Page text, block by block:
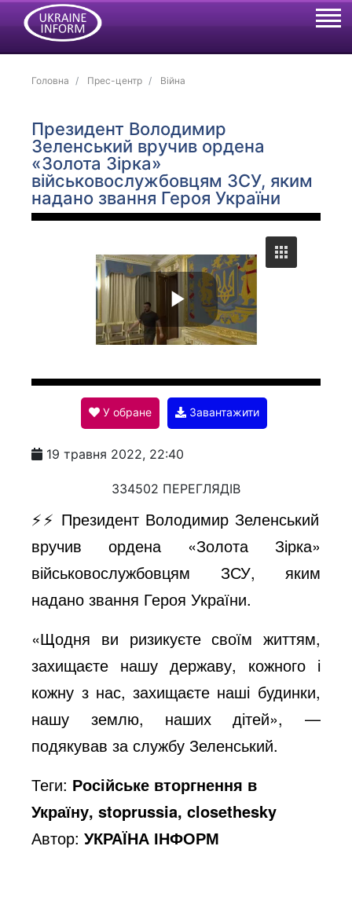
Головна Прес-центр Війна
Президент Володимир
Зеленський вручив ордена
«Золота Зірка»
військовослужбовцям ЗСУ, яким
надано звання Героя України
P
l
a
y
V
i
d
e
o
У обране Завантажити
19 травня 2022, 22:40
334502 ПЕРЕГЛЯДІВ
⚡️⚡️ Президент Володимир Зеленський
вручив ордена «Золота Зірка»
військовослужбовцям ЗСУ, яким
надано звання Героя України.
«Щодня ви ризикуєте своїм життям,
захищаєте нашу державу, кожного і
кожну з нас, захищаєте наші будинки,
нашу землю, наших дітей», —
подякував за службу Зеленський.
Теги: Російське вторгнення в
Україну, stoprussia, closethesky
Автор:УКРАЇНА ІНФОРМ